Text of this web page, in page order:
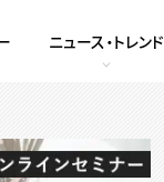
ニュース・トレンド